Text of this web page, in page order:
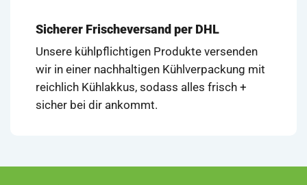
Sicherer Frischeversand per DHL
Unsere kühlpflichtigen Produkte versenden
wir in einer nachhaltigen Kühlverpackung mit
reichlich Kühlakkus, sodass alles frisch +
sicher bei dir ankommt.